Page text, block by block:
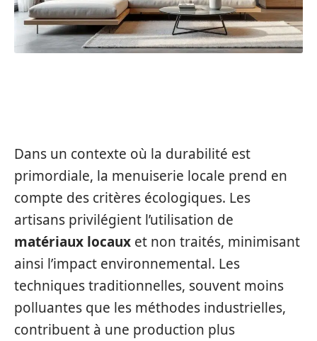
Dans un contexte où la durabilité est
primordiale, la menuiserie locale prend en
compte des critères écologiques. Les
artisans privilégient l’utilisation de
matériaux locaux et non traités, minimisant
ainsi l’impact environnemental. Les
techniques traditionnelles, souvent moins
polluantes que les méthodes industrielles,
contribuent à une production plus